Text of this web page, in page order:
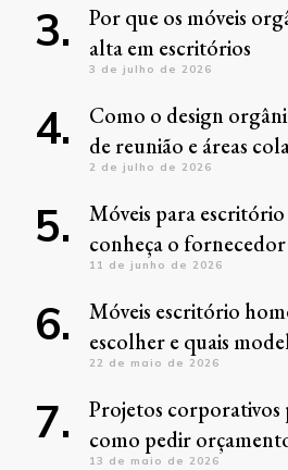
Por que os móveis
alta em escritórios
3 de julho de 2026
Como o design
de reunião e áreas
2 de julho de 2026
Móveis para escritório
conheça o
11 de junho de 2026
Móveis escritório
escolher e quais
22 de maio de 2026
Projetos corporativos
como pedir
13 de maio de 2026